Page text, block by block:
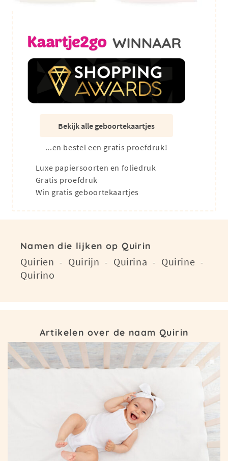
Bekijk alle geboortekaartjes
...en bestel een gratis proefdruk!
Luxe papiersoorten en foliedruk
Gratis proefdruk
Win gratis geboortekaartjes
Namen die lijken op Quirin
Quirien - Quirijn - Quirina - Quirine -
Quirino
Artikelen over de naam Quirin